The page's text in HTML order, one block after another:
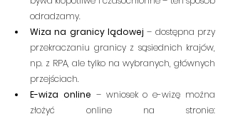
odradzamy.
Wiza na granicy lądowej – dostępna przy
przekraczaniu granicy z sąsiednich krajów,
np. z RPA, ale tylko na wybranych, głównych
przejściach.
E-wiza online – wniosek o e-wizę można